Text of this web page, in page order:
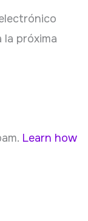
la próxima
Learn how